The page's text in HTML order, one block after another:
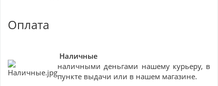
Оплата
Наличные
наличными деньгами нашему курьеру, в
пункте выдачи или в нашем магазине.